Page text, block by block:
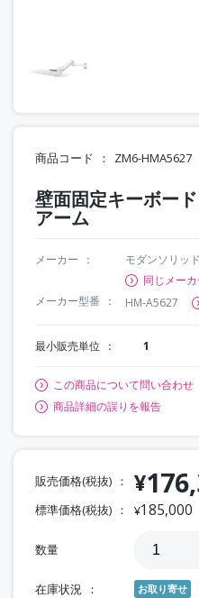
商品コード ZM6-HMA5627
壁面固定キーボー
アーム
メーカー
モダンソリッド
同じメー
メーカー型番
HM-A5627
最小販売単位 1
この商品について問い合わせ
商品詳細の誤りを報告
販売価格(税抜) ¥
標準価格(税抜) ¥185,000
数量
在庫状況 お取り寄せ